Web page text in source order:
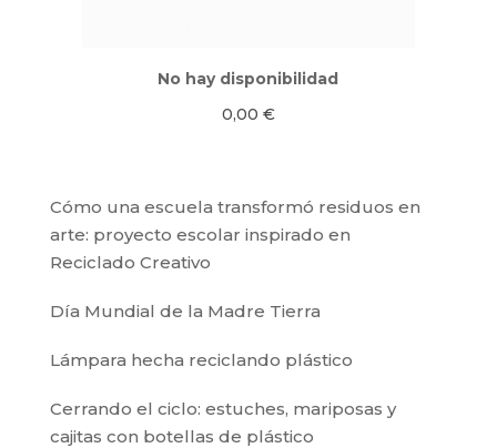
No hay disponibilidad
0,00 €
Cómo una escuela transformó residuos en
arte: proyecto escolar inspirado en
Reciclado Creativo
Día Mundial de la Madre Tierra
Lámpara hecha reciclando plástico
Cerrando el ciclo: estuches, mariposas y
cajitas con botellas de plástico